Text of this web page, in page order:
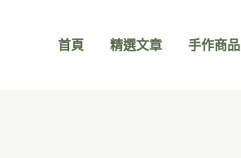
首頁 精選文章 手作商品